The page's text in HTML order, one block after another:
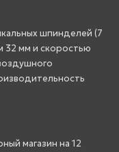
шпинделей (7
32 мм и скоростью
магазин на 12